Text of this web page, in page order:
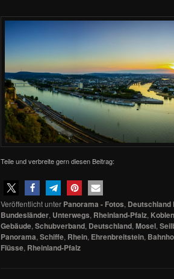
Teile und verbreite gern diesen Beitrag:
Veröffentlicht unter Panorama - Fotos, Deutschland
Bundesländer, Unterwegs, Rheinland-Pfalz,
Gebäude, Schubverband, Deutschland, Mosel,
Panorama, Schiffe, Rhein, Ehrenbreitstein,
Flüsse, Rheinland-Pfalz